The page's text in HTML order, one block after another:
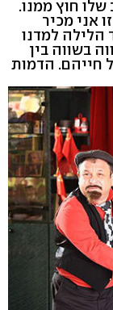
חוץ ממנו.
אני מכיר
הלילה למדנו
בשווה בין
חייהם. הדמות